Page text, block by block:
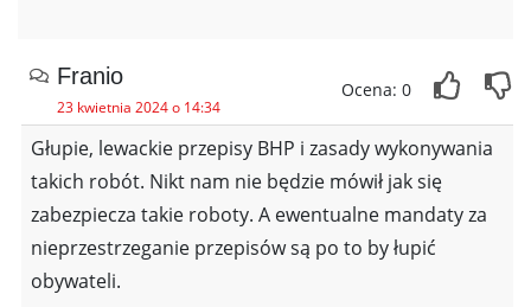
Franio
23 kwietnia 2024 o 14:34
Ocena: 0
Głupie, lewackie przepisy BHP i zasady wykonywania
takich robót. Nikt nam nie będzie mówił jak się
zabezpiecza takie roboty. A ewentualne mandaty za
nieprzestrzeganie przepisów są po to by łupić
obywateli.